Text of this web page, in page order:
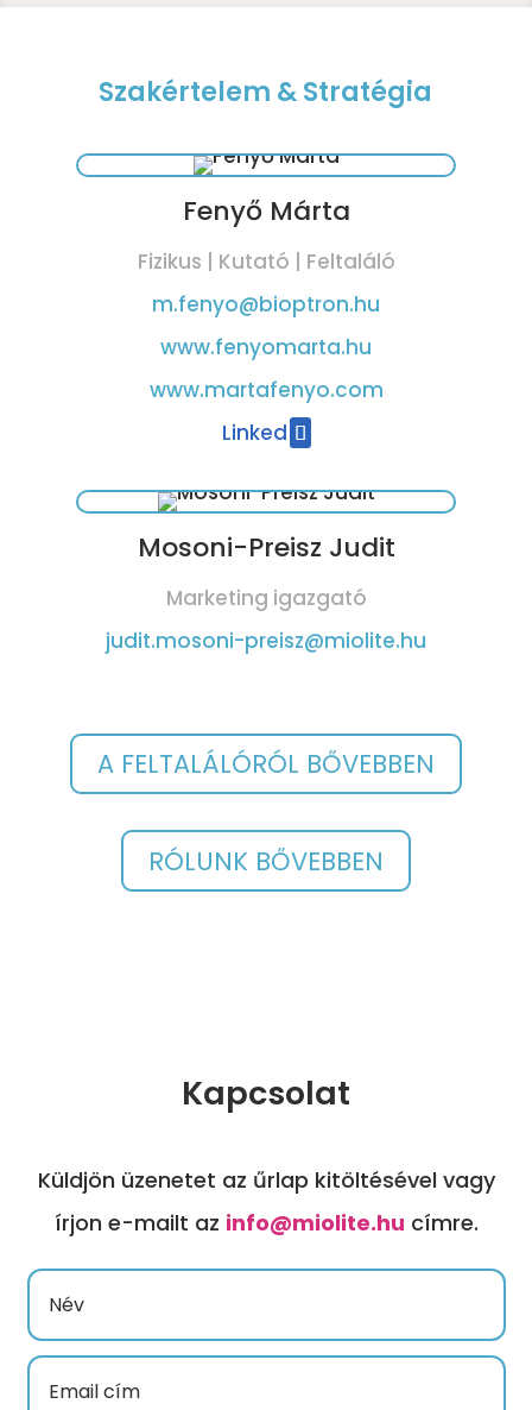
Szakértelem & Stratégia
Fenyő Márta
Fizikus | Kutató | Feltaláló
m.fenyo@bioptron.hu
www.fenyomarta.hu
www.martafenyo.com
Linked
Mosoni-Preisz Judit
Marketing igazgató
judit.mosoni-preisz@miolite.hu
A FELTALÁLÓRÓL BŐVEBBEN
RÓLUNK BŐVEBBEN
Kapcsolat
Küldjön üzenetet az űrlap kitöltésével vagy
írjon e-mailt az info@miolite.hu címre.